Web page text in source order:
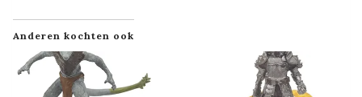
Anderen kochten ook